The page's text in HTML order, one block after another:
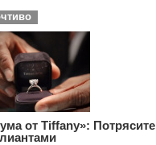
от Tiffany»: Потрясите